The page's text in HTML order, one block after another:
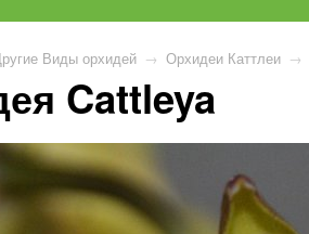
Виды орхидей → Орхидеи Каттлеи →
Cattleya